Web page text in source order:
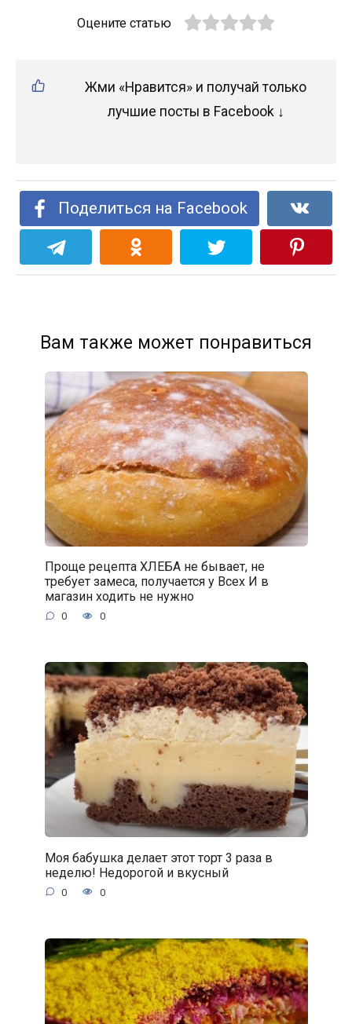
Оцените статью
Жми «Нравится» и получай только
лучшие посты в Facebook ↓
Поделиться на Facebook
Вам также может понравиться
Проще рецепта ХЛЕБА не бывает, не
требует замеса, получается у Всех И в
магазин ходить не нужно
0 0
Моя бабушка делает этот торт 3 раза в
неделю! Недорогой и вкусный
0 0